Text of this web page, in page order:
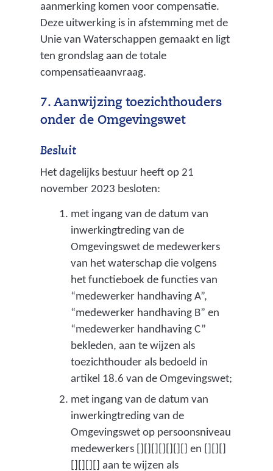
e
l
a
s
t
n
g
n
t
s
e
n
t
aanmerking komen voor compensatie.
Deze uitwerking is in afstemming met de
Unie van Waterschappen gemaakt en ligt
ten grondslag aan de totale
compensatieaanvraag.
7. Aanwijzing toezichthouders
onder de Omgevingswet
Besluit
Het dagelijks bestuur heeft op 21
november 2023 besloten:
met ingang van de datum van
inwerkingtreding van de
Omgevingswet de medewerkers
van het waterschap die volgens
het functieboek de functies van
“medewerker handhaving A”,
“medewerker handhaving B” en
“medewerker handhaving C”
bekleden, aan te wijzen als
toezichthouder als bedoeld in
artikel 18.6 van de Omgevingswet;
met ingang van de datum van
inwerkingtreding van de
Omgevingswet op persoonsniveau
medewerkers [][][][][][][] en [][][]
[][][][] aan te wijzen als